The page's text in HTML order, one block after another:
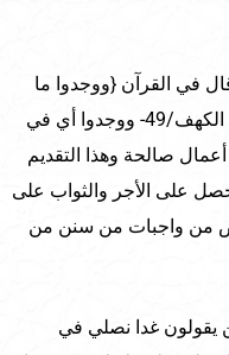
قال في القرآن {ووجدوا ما
عملوا حاضرا ولا يظلم ربك أحدا}-سورة الكهف/49- ووجدوا أي في
صالحة وهذا التقديم
على الأجر والثواب على
من واجبات من سنن من
يقولون غدا نصلي في